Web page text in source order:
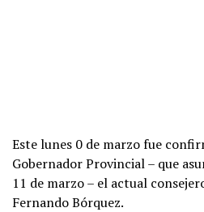
Este lunes 0 de marzo fue
Gobernador Provincial – que
11 de marzo – el actual
Fernando Bórquez.